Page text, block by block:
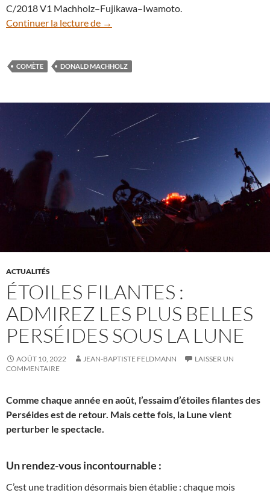
C/2018 V1 Machholz–Fujikawa–Iwamoto.
Continuer la lecture de
Célèbre chasseur de comètes, Donald
→
COMÈTE DONALD MACHHOLZ
ACTUALITÉS
ÉTOILES FILANTES :
ADMIREZ LES PLUS BELLES
PERSÉIDES SOUS LA LUNE
AOÛT 10, 2022 JEAN-BAPTISTE FELDMANN
LAISSER UN
COMMENTAIRE
Comme chaque année en août, l’essaim d’étoiles filantes des
Perséides est de retour. Mais cette fois, la Lune vient
perturber le spectacle.
Un rendez-vous incontournable :
C’est une tradition désormais bien établie : chaque mois